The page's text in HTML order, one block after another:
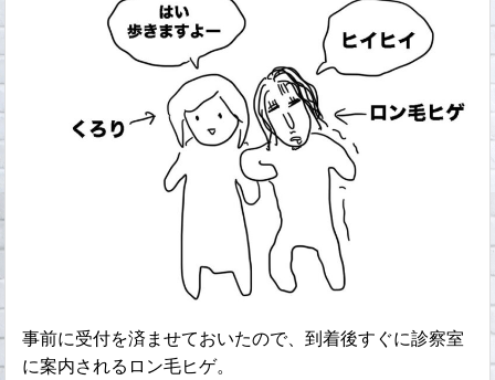
事前に受付を済ませておいたので、到着後すぐに診察室
に案内されるロン毛ヒゲ。